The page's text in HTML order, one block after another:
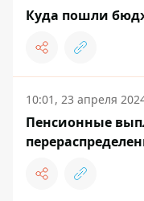
Куда пошли
10:01, 23 апреля
Пенсионные